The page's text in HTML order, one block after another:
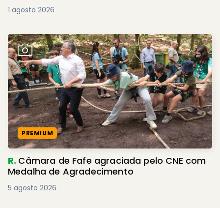
1 agosto 2026
PREMIUM
R. Câmara de Fafe agraciada pelo CNE com
Medalha de Agradecimento
5 agosto 2026